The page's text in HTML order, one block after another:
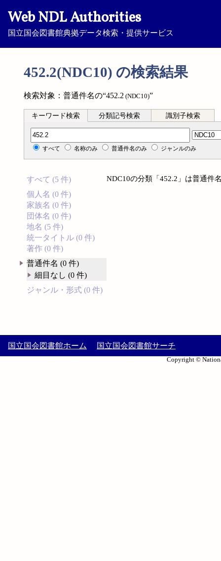
Web NDL Authorities
国立国会図書館典拠データ検索・提供サービス
452.2(NDC10) の検索結果
検索対象：普通件名の“452.2 (NDC10)”
キーワード検索 分類記号検索 識別子検索
分類記号検索
すべて 名称のみ 普通件名のみ ジャンルのみ
すべて (5 件)
個人名 (0 件)
家族名 (0 件)
団体名 (0 件)
地名 (5 件)
統一タイトル (0 件)
著作 (0 件)
普通件名 (0 件)
細目なし (0 件)
ジャンル・形式 (0 件)
NDC10の分類「452.2」は普通件
国立国会図書館ホーム 国立国会図書館サーチ
Copyright ©